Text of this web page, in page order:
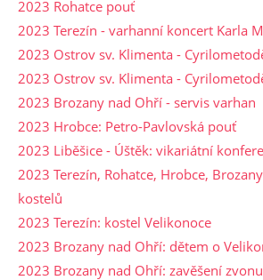
2023 Rohatce pouť
2023 Terezín - varhanní koncert Karla
2023 Ostrov sv. Klimenta -
2023 Ostrov sv. Klimenta -
2023 Brozany nad Ohří - servis varhan
2023 Hrobce: Petro-Pavlovská pouť
2023 Liběšice - Úštěk: vikariátní
2023 Terezín, Rohatce, Hrobce,
kostelů
2023 Terezín: kostel Velikonoce
2023 Brozany nad Ohří: dětem o
2023 Brozany nad Ohří: zavěšení